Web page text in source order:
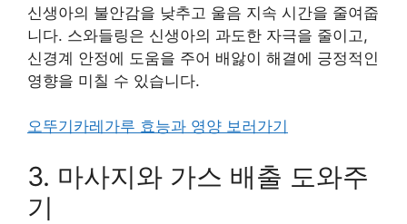
신생아의 불안감을 낮추고 울음 지속 시간을 줄여줍
니다. 스와들링은 신생아의 과도한 자극을 줄이고,
신경계 안정에 도움을 주어 배앓이 해결에 긍정적인
영향을 미칠 수 있습니다.
오뚜기카레가루 효능과 영양 보러가기
3. 마사지와 가스 배출 도와주
기